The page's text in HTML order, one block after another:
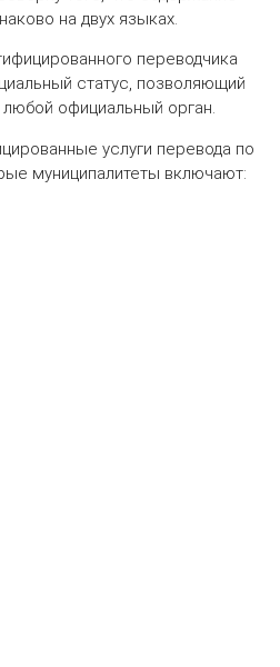
на двух языках.
переводчика
статус, позволяющий
любой официальный орган.
услуги перевода по
муниципалитеты включают: